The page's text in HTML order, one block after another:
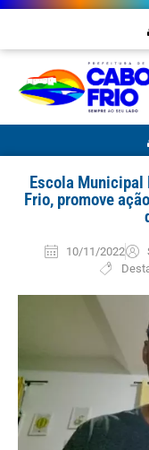
Escola Municipal
Frio, promove
10/11/2022